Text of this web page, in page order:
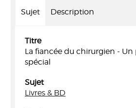
Sujet Description
Titre
La fiancée du chirurgien -
spécial
Sujet
Livres & BD